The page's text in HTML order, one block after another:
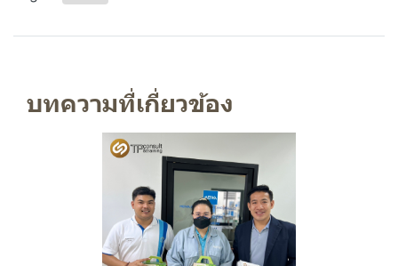
บทความที่เกี่ยวข้อง